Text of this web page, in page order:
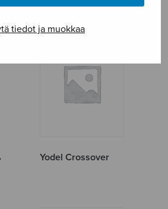
tiedot ja muokkaa
Yodel Crossover